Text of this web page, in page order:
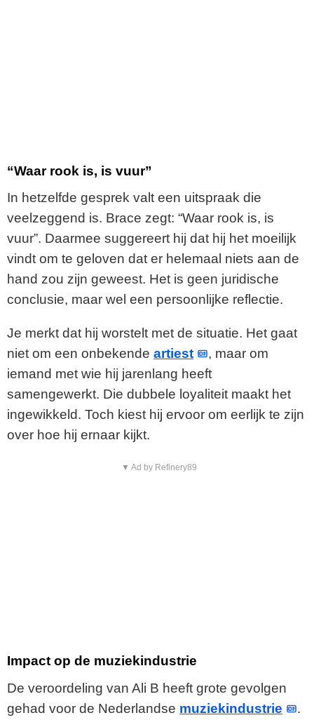
“Waar rook is, is vuur”
In hetzelfde gesprek valt een uitspraak die
veelzeggend is. Brace zegt: “Waar rook is, is
vuur”. Daarmee suggereert hij dat hij het moeilijk
vindt om te geloven dat er helemaal niets aan de
hand zou zijn geweest. Het is geen juridische
conclusie, maar wel een persoonlijke reflectie.
Je merkt dat hij worstelt met de situatie. Het gaat
niet om een onbekende artiest
, maar om
iemand met wie hij jarenlang heeft
samengewerkt. Die dubbele loyaliteit maakt het
ingewikkeld. Toch kiest hij ervoor om eerlijk te zijn
over hoe hij ernaar kijkt.
▼ Ad by Refinery89
Impact op de muziekindustrie
De veroordeling van Ali B heeft grote gevolgen
gehad voor de Nederlandse muziekindustrie
.